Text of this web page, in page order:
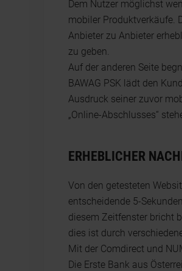
Dem Nutzer möglichst
mobiler Produktverkäufe.
Anbieter zu Anbieter
zu geben.
Auf der anderen Seite
BAWAG PSK lädt den
Ausdruck seiner zuvor
„Online-Abschlusses“
ERHEBLICHER
Von den getesteten
entscheidende 5-
diesem Zeitfenster bricht
dies ist durch
Mit der Comdirect und
Die Erste Bank aus